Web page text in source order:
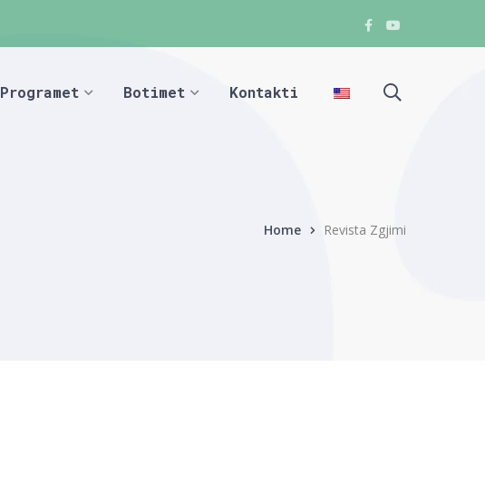
Facebook
FacebookFacebook
Programet Botimet Kontakti
Home Revista Zgjimi